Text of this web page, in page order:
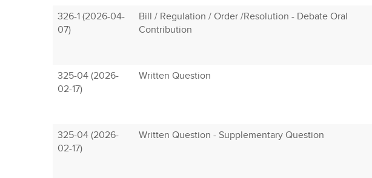
326-1 (2026-04-
07)
Bill / Regulation / Order /Resolution - Debate Oral
Contribution
325-04 (2026-
02-17)
Written Question
325-04 (2026-
02-17)
Written Question - Supplementary Question